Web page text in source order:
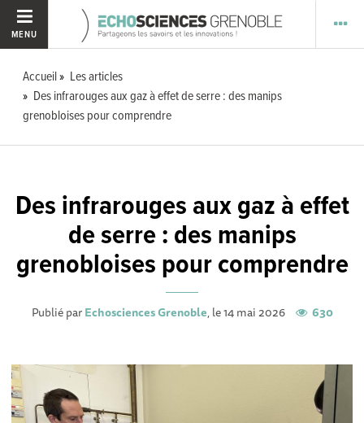
MENU
Accueil
Les articles
Des infrarouges aux gaz à effet de serre : des manips
grenobloises pour comprendre
Des infrarouges aux gaz à effet
de serre : des manips
grenobloises pour comprendre
Publié parEchosciences Grenoble, le 14 mai 2026 630